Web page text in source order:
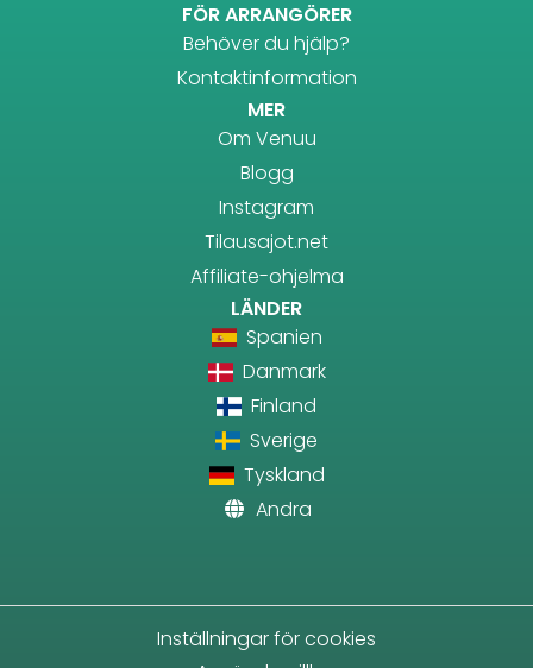
FÖR ARRANGÖRER
Behöver du hjälp?
Kontaktinformation
MER
Om Venuu
Blogg
Instagram
Tilausajot.net
Affiliate-ohjelma
LÄNDER
Spanien
Danmark
Finland
Sverige
Tyskland
Andra
Inställningar för cookies